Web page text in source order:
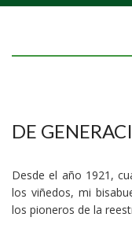
DE
Desde el año 1921,
los viñedos, mi
los pioneros de la